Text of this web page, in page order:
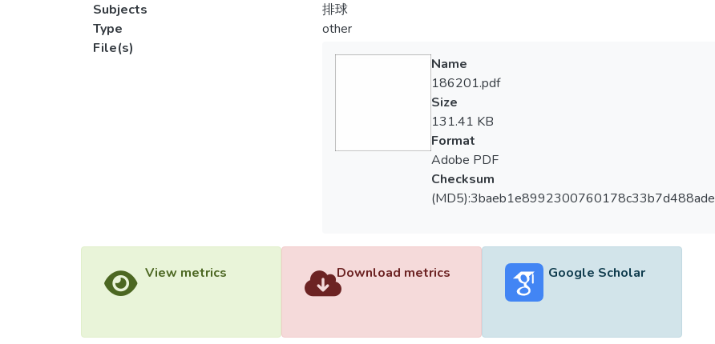
Subjects
排球
Type
other
File(s)
Name
186201.pdf
Size
131.41 KB
Format
Adobe PDF
Checksum
(MD5):3baeb1e8992300760178c33b7d488ade
View metrics Download metrics Google Scholar